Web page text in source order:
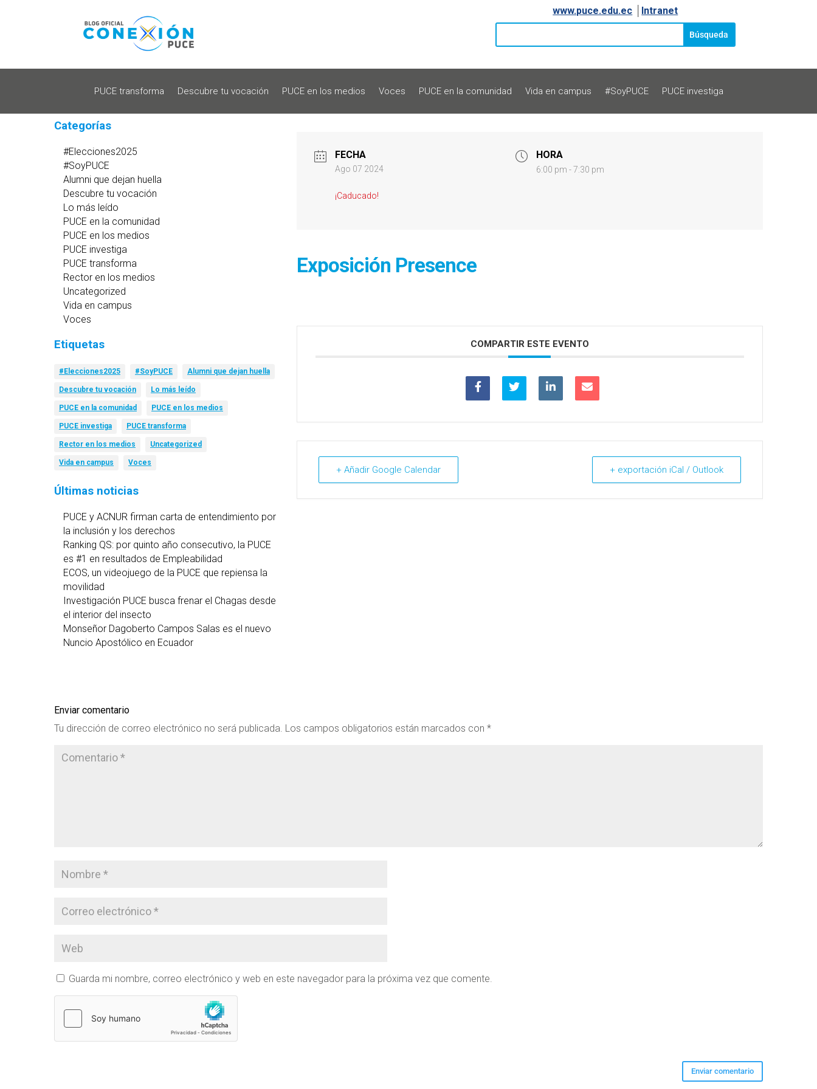
www.puce.edu.ec Intranet
PUCE transforma Descubre tu vocación PUCE en los medios Voces PUCE en la comunidad Vida en campus #SoyPUCE PUCE investiga
Categorías
#Elecciones2025
#SoyPUCE
Alumni que dejan huella
Descubre tu vocación
Lo más leído
PUCE en la comunidad
PUCE en los medios
PUCE investiga
PUCE transforma
Rector en los medios
Uncategorized
Vida en campus
Voces
Etiquetas
#Elecciones2025 #SoyPUCE Alumni que dejan huella
Descubre tu vocación Lo más leído
PUCE en la comunidad PUCE en los medios
PUCE investiga PUCE transforma
Rector en los medios Uncategorized
Vida en campus Voces
Últimas noticias
PUCE y ACNUR firman carta de entendimiento por
la inclusión y los derechos
Ranking QS: por quinto año consecutivo, la PUCE
es #1 en resultados de Empleabilidad
ECOS, un videojuego de la PUCE que repiensa la
movilidad
Investigación PUCE busca frenar el Chagas desde
el interior del insecto
Monseñor Dagoberto Campos Salas es el nuevo
Nuncio Apostólico en Ecuador
FECHA
Ago 07 2024
¡Caducado!
HORA
6:00 pm - 7:30 pm
Exposición Presence
COMPARTIR ESTE EVENTO
+ Añadir Google Calendar + exportación iCal / Outlook
Enviar comentario
Tu dirección de correo electrónico no será publicada. Los campos obligatorios están marcados con *
Guarda mi nombre, correo electrónico y web en este navegador para la próxima vez que comente.